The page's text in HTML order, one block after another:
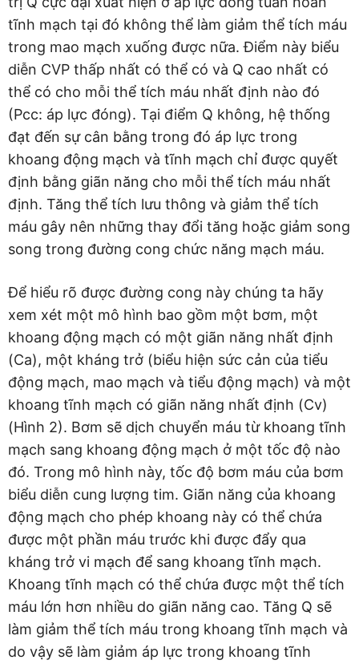
tĩnh mạch tại đó không thể làm giảm thể tích máu
trong mao mạch xuống được nữa. Điểm này biểu
diễn CVP thấp nhất có thể có và Q cao nhất có
thể có cho mỗi thể tích máu nhất định nào đó
(Pcc: áp lực đóng). Tại điểm Q không, hệ thống
đạt đến sự cân bằng trong đó áp lực trong
khoang động mạch và tĩnh mạch chỉ được quyết
định bằng giãn năng cho mỗi thể tích máu nhất
định. Tăng thể tích lưu thông và giảm thể tích
máu gây nên những thay đổi tăng hoặc giảm song
song trong đường cong chức năng mạch máu.
Để hiểu rõ được đường cong này chúng ta hãy
xem xét một mô hình bao gồm một bơm, một
khoang động mạch có một giãn năng nhất định
(Ca), một kháng trở (biểu hiện sức cản của tiểu
động mạch, mao mạch và tiểu động mạch) và một
khoang tĩnh mạch có giãn năng nhất định (Cv)
(Hình 2). Bơm sẽ dịch chuyển máu từ khoang tĩnh
mạch sang khoang động mạch ở một tốc độ nào
đó. Trong mô hình này, tốc độ bơm máu của bơm
biểu diễn cung lượng tim. Giãn năng của khoang
động mạch cho phép khoang này có thể chứa
được một phần máu trước khi được đẩy qua
kháng trở vi mạch để sang khoang tĩnh mạch.
Khoang tĩnh mạch có thể chứa được một thể tích
máu lớn hơn nhiều do giãn năng cao. Tăng Q sẽ
làm giảm thể tích máu trong khoang tĩnh mạch và
do vậy sẽ làm giảm áp lực trong khoang tĩnh